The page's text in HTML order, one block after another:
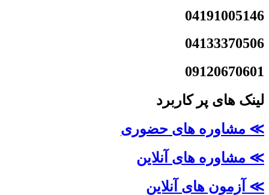
04191005146
04133370506
09120670601
لینک های پر کاربرد
≫ مشاوره های حضوری
≫ مشاوره های آنلاین
≫ آزمون های آنلاین